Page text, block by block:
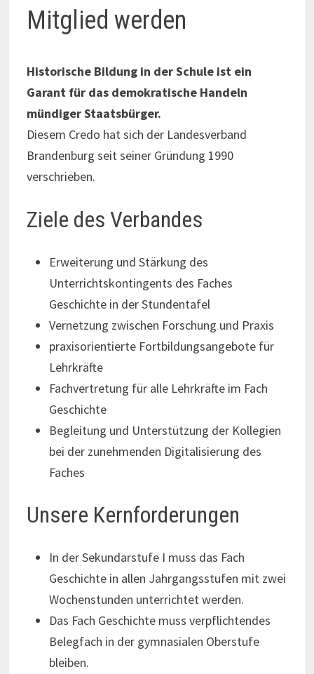
Mitglied werden
Historische Bildung in der Schule ist ein
Garant für das demokratische Handeln
mündiger Staatsbürger.
Diesem Credo hat sich der Landesverband
Brandenburg seit seiner Gründung 1990
verschrieben.
Ziele des Verbandes
Erweiterung und Stärkung des
Unterrichtskontingents des Faches
Geschichte in der Stundentafel
Vernetzung zwischen Forschung und Praxis
praxisorientierte Fortbildungsangebote für
Lehrkräfte
Fachvertretung für alle Lehrkräfte im Fach
Geschichte
Begleitung und Unterstützung der Kollegien
bei der zunehmenden Digitalisierung des
Faches
Unsere Kernforderungen
In der Sekundarstufe I muss das Fach
Geschichte in allen Jahrgangsstufen mit zwei
Wochenstunden unterrichtet werden.
Das Fach Geschichte muss verpflichtendes
Belegfach in der gymnasialen Oberstufe
bleiben.